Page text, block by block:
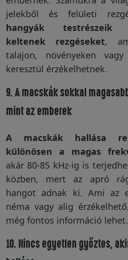
jelekből és felületi
hangyák testrészeik
keltenek rezgéseket,
talajon, növényeken
keresztül érzékelhetnek.
9. A macskák sokkal
mint az emberek
A macskák hallása
különösen a magas
akár 80-85 kHz-ig is
közben, mert az apró
hangot adnak ki. Ami az
néma vagy alig
még fontos információ lehet.
10. Nincs egyetlen győztes,